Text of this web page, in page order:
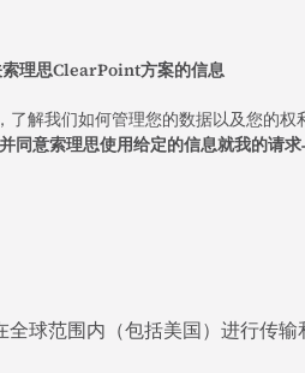
理思ClearPoint方案的信息
，了解我们如何管理您的数据以及您的权
同意索理思使用给定的信息就我的请
球范围内（包括美国）进行传